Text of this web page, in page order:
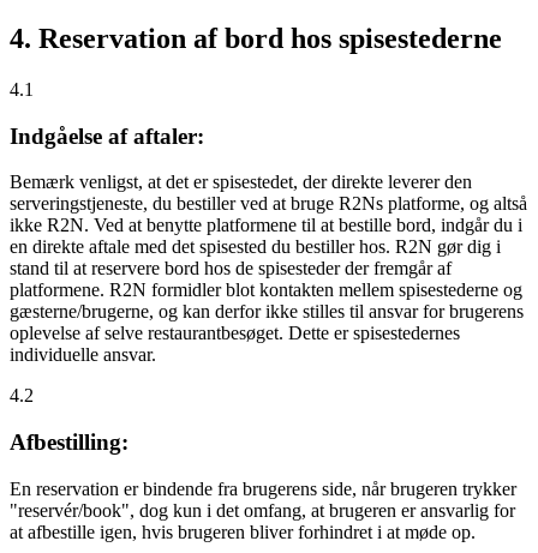
4. Reservation af bord hos spisestederne
4.1
Indgåelse af aftaler:
Bemærk venligst, at det er spisestedet, der direkte leverer den
serveringstjeneste, du bestiller ved at bruge R2Ns platforme, og altså
ikke R2N. Ved at benytte platformene til at bestille bord, indgår du i
en direkte aftale med det spisested du bestiller hos. R2N gør dig i
stand til at reservere bord hos de spisesteder der fremgår af
platformene. R2N formidler blot kontakten mellem spisestederne og
gæsterne/brugerne, og kan derfor ikke stilles til ansvar for brugerens
oplevelse af selve restaurantbesøget. Dette er spisestedernes
individuelle ansvar.
4.2
Afbestilling:
En reservation er bindende fra brugerens side, når brugeren trykker
"reservér/book", dog kun i det omfang, at brugeren er ansvarlig for
at afbestille igen, hvis brugeren bliver forhindret i at møde op.